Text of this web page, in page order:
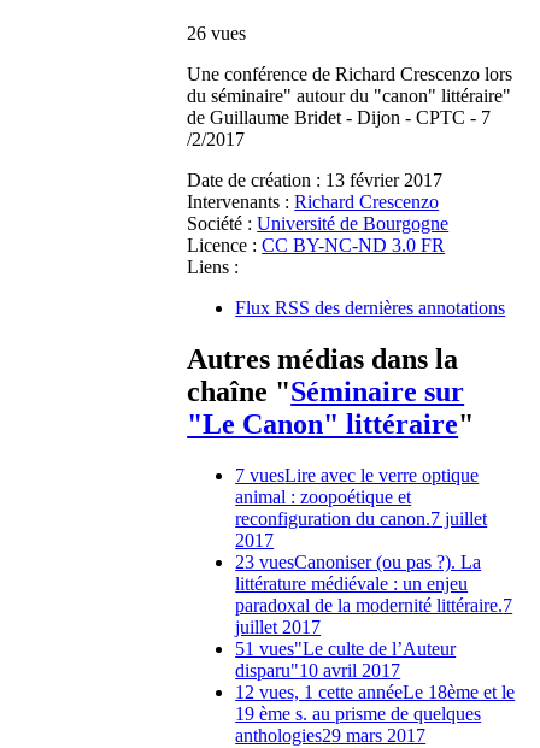
26 vues
Une conférence de Richard Crescenzo lors
du séminaire" autour du "canon" littéraire"
de Guillaume Bridet - Dijon - CPTC - 7
/2/2017
Date de création : 13 février 2017
Intervenants : Richard Crescenzo
Société : Université de Bourgogne
Licence : CC BY-NC-ND 3.0 FR
Liens :
Flux RSS des dernières annotations
Autres médias dans la
chaîne "Séminaire sur
"Le Canon" littéraire"
7 vuesLire avec le verre optique
animal : zoopoétique et
reconfiguration du canon.7 juillet
2017
23 vuesCanoniser (ou pas ?). La
littérature médiévale : un enjeu
paradoxal de la modernité littéraire.7
juillet 2017
51 vues"Le culte de l’Auteur
disparu"10 avril 2017
12 vues, 1 cette annéeLe 18ème et le
19 ème s. au prisme de quelques
anthologies29 mars 2017